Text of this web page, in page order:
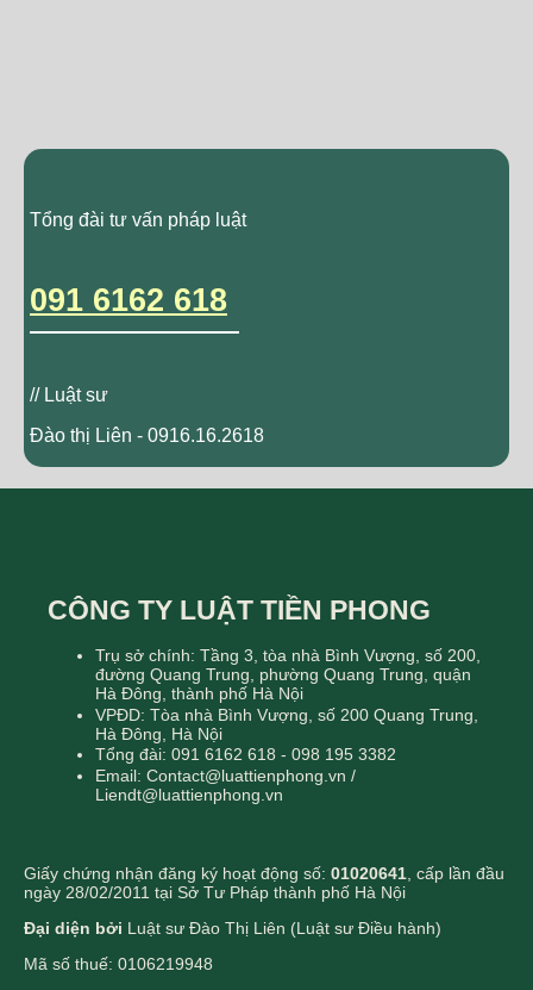
Tổng đài tư vấn pháp luật
091 6162 618
// Luật sư
Đào thị Liên - 0916.16.2618
CÔNG TY LUẬT TIỀN PHONG
Trụ sở chính: Tầng 3, tòa nhà Bình Vượng, số 200,
đường Quang Trung, phường Quang Trung, quận
Hà Đông, thành phố Hà Nội
VPĐD: Tòa nhà Bình Vượng, số 200 Quang Trung,
Hà Đông, Hà Nội
Tổng đài: 091 6162 618 - 098 195 3382
Email: Contact@luattienphong.vn /
Liendt@luattienphong.vn
Giấy chứng nhận đăng ký hoạt động số: 01020641 , cấp lần đầu
ngày 28/02/2011 tại Sở Tư Pháp thành phố Hà Nội
Đại diện bởi Luật sư Đào Thị Liên (Luật sư Điều hành)
Mã số thuế: 0106219948